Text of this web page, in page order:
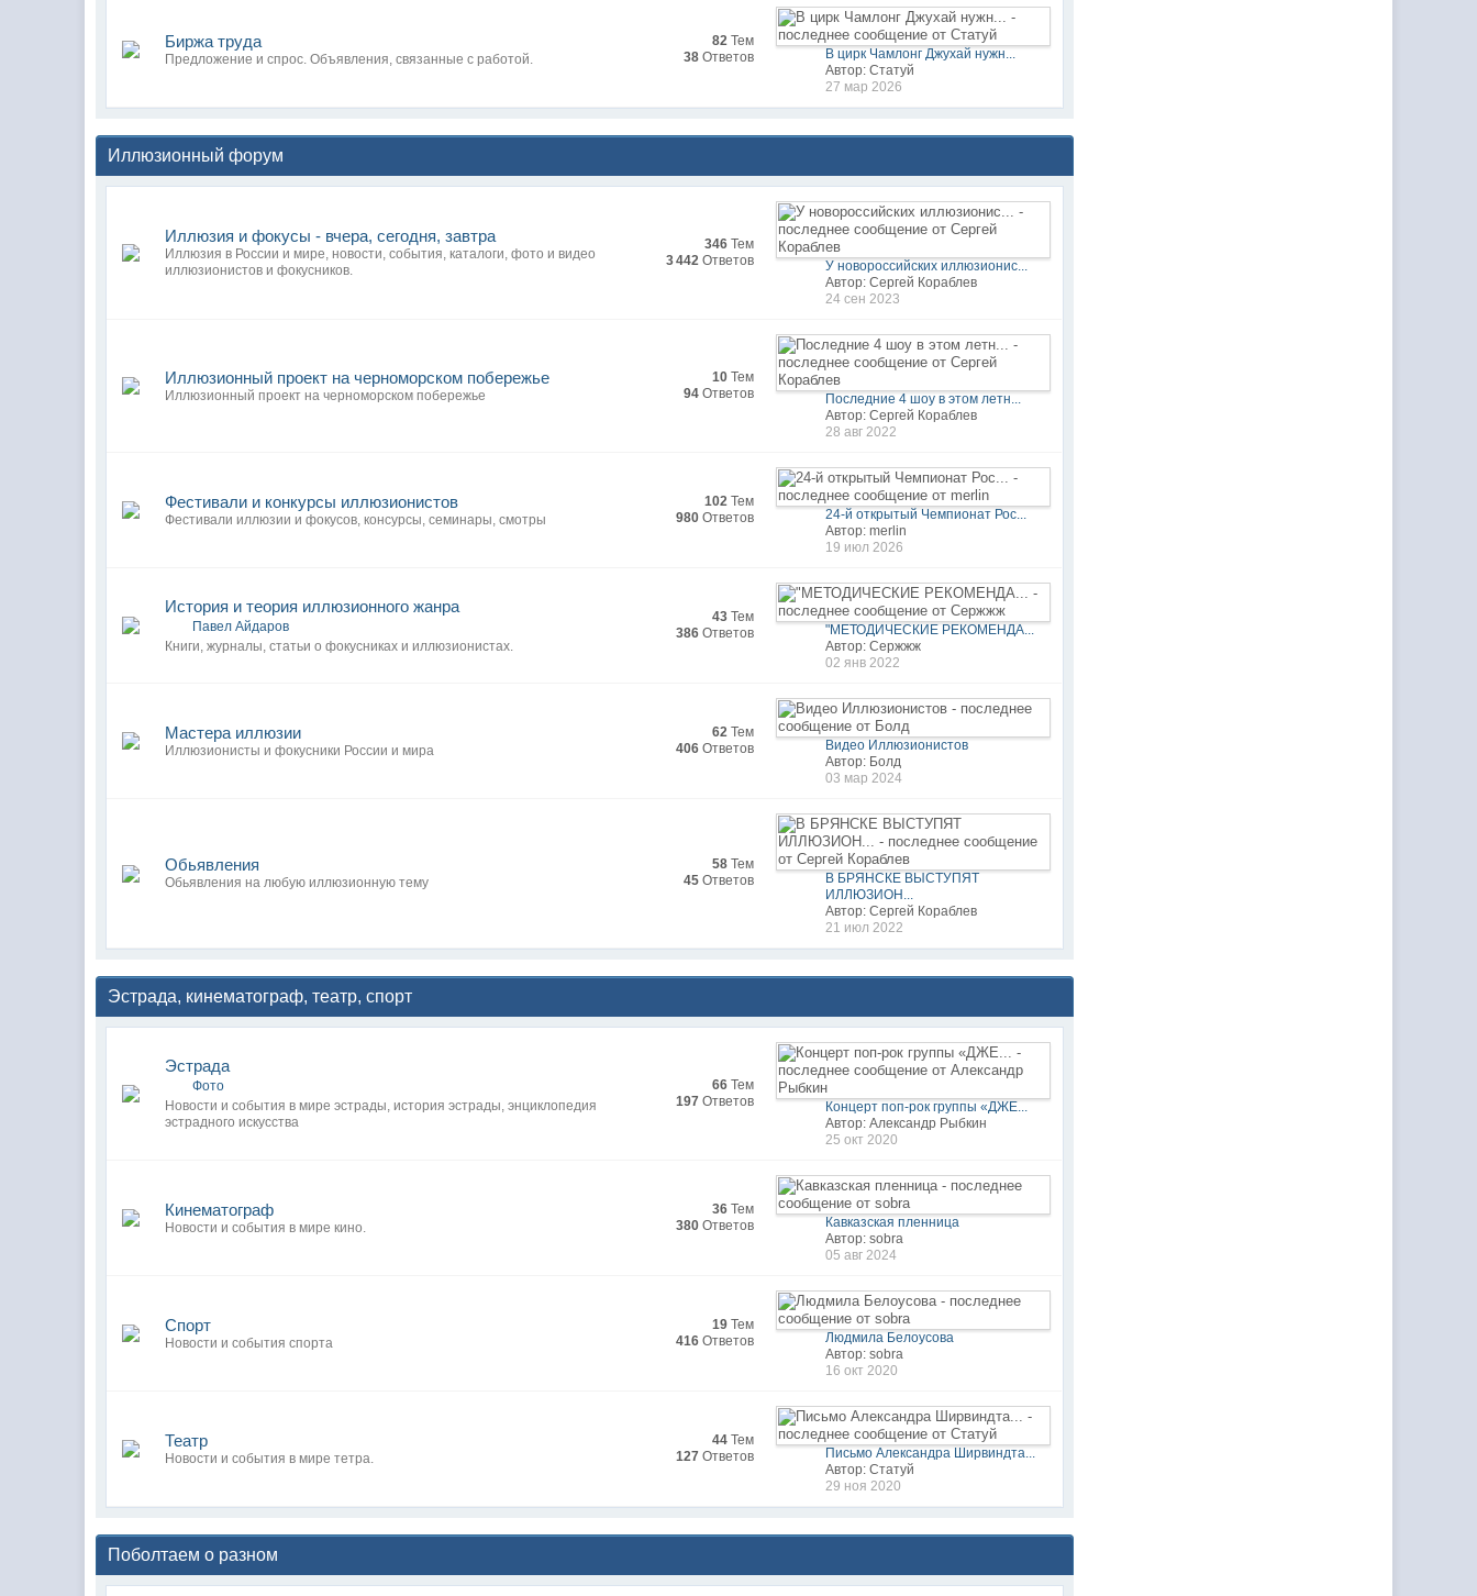
Биржа труда
Предложение и спрос. Объявления, связанные с работой.
82 Тем
38 Ответов
В цирк Чамлонг Джухай нужн...
Автор: Статуй
27 мар 2026
Иллюзионный форум
Иллюзия и фокусы - вчера, сегодня, завтра
Иллюзия в России и мире, новости, события, каталоги, фото и видео
иллюзионистов и фокусников.
346 Тем
3 442 Ответов
У новороссийских иллюзионис...
Автор: Сергей Кораблев
24 сен 2023
Иллюзионный проект на черноморском побережье
Иллюзионный проект на черноморском побережье
10 Тем
94 Ответов
Последние 4 шоу в этом летн...
Автор: Сергей Кораблев
28 авг 2022
Фестивали и конкурсы иллюзионистов
Фестивали иллюзии и фокусов, консурсы, семинары, смотры
102 Тем
980 Ответов
24-й открытый Чемпионат Рос...
Автор: merlin
19 июл 2026
История и теория иллюзионного жанра
Павел Айдаров
Книги, журналы, статьи о фокусниках и иллюзионистах.
43 Тем
386 Ответов
"МЕТОДИЧЕСКИЕ РЕКОМЕНДА...
Автор: Сержжж
02 янв 2022
Мастера иллюзии
Иллюзионисты и фокусники России и мира
62 Тем
406 Ответов
Видео Иллюзионистов
Автор: Болд
03 мар 2024
Обьявления
Обьявления на любую иллюзионную тему
58 Тем
45 Ответов
В БРЯНСКЕ ВЫСТУПЯТ
ИЛЛЮЗИОН...
Автор: Сергей Кораблев
21 июл 2022
Эстрада, кинематограф, театр, спорт
Эстрада
Фото
Новости и события в мире эстрады, история эстрады, энциклопедия
эстрадного искусства
66 Тем
197 Ответов
Концерт поп-рок группы «ДЖЕ...
Автор: Александр Рыбкин
25 окт 2020
Кинематограф
Новости и события в мире кино.
36 Тем
380 Ответов
Кавказская пленница
Автор: sobra
05 авг 2024
Спорт
Новости и события спорта
19 Тем
416 Ответов
Людмила Белоусова
Автор: sobra
16 окт 2020
Театр
Новости и события в мире тетра.
44 Тем
127 Ответов
Письмо Александра Ширвиндта...
Автор: Статуй
29 ноя 2020
Поболтаем о разном